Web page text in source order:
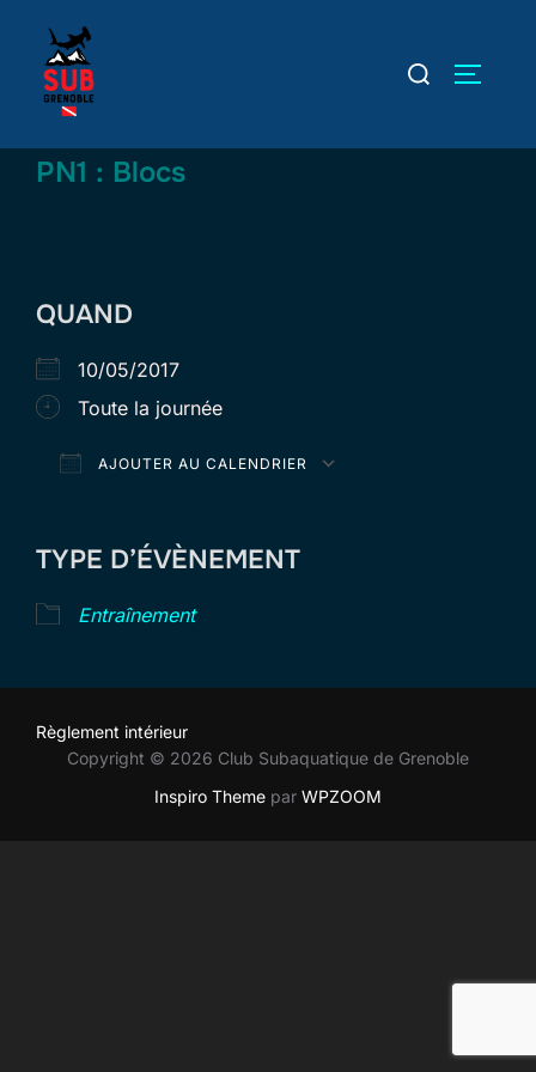
contenu
Rechercher :
PN1 : Blocs
QUAND
10/05/2017
Toute la journée
AJOUTER AU CALENDRIER
TYPE D’ÉVÈNEMENT
Entraînement
Règlement intérieur
Copyright © 2026 Club Subaquatique de Grenoble
Inspiro Theme par WPZOOM